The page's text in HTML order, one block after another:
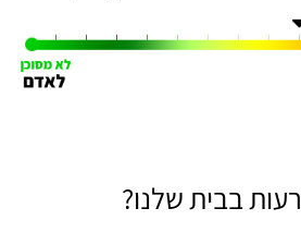
בבית שלנו?